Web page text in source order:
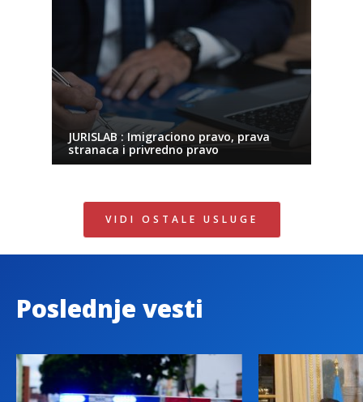
JURISLAB : Imigraciono pravo, prava
stranaca i privredno pravo
VIDI OSTALE USLUGE
Poslednje vesti